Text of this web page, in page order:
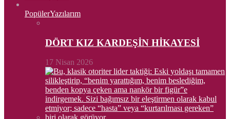
PopülerYazılarım
DÖRT KIZ KARDEŞİN HİKAYESİ
17 Nisan 2026